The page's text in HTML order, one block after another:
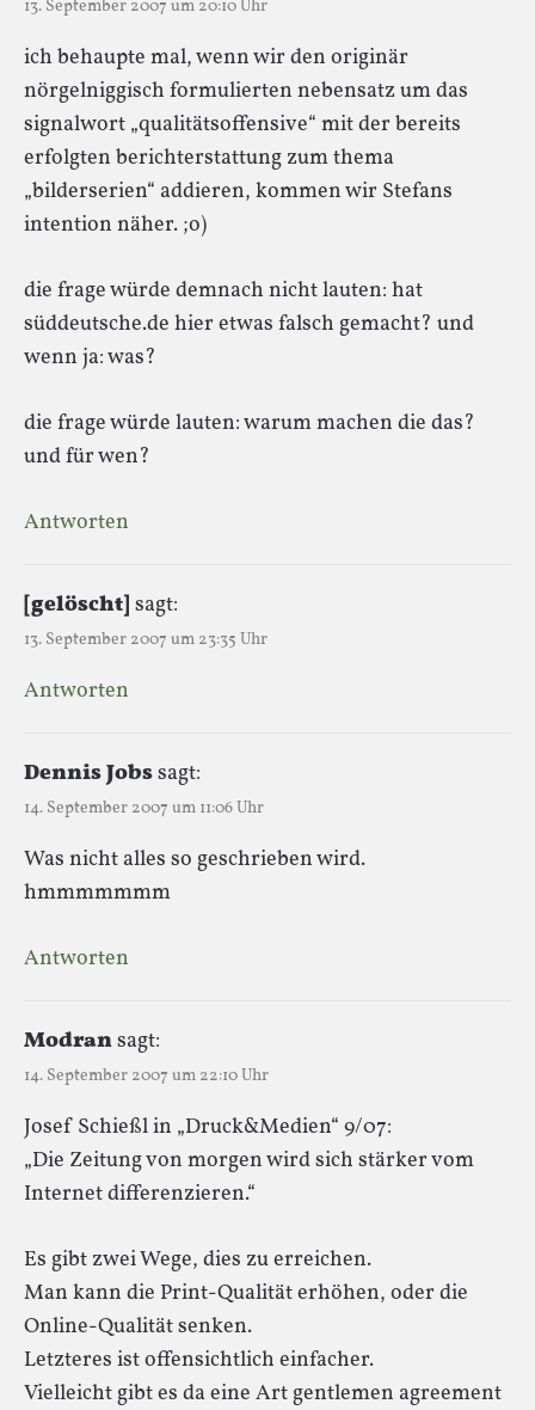
13. September 2007 um 20:10 Uhr
ich behaupte mal, wenn wir den originär
nörgelniggisch formulierten nebensatz um das
signalwort „qualitätsoffensive“ mit der bereits
erfolgten berichterstattung zum thema
„bilderserien“ addieren, kommen wir Stefans
intention näher. ;o)
die frage würde demnach nicht lauten: hat
süddeutsche.de hier etwas falsch gemacht? und
wenn ja: was?
die frage würde lauten: warum machen die das?
und für wen?
Antworten
[gelöscht] sagt:
13. September 2007 um 23:35 Uhr
Antworten
Dennis Jobssagt:
14. September 2007 um 11:06 Uhr
Was nicht alles so geschrieben wird.
hmmmmmmm
Antworten
Modransagt:
14. September 2007 um 22:10 Uhr
Josef Schießl in „Druck&Medien“ 9/07:
„Die Zeitung von morgen wird sich stärker vom
Internet differenzieren.“
Es gibt zwei Wege, dies zu erreichen.
Man kann die Print-Qualität erhöhen, oder die
Online-Qualität senken.
Letzteres ist offensichtlich einfacher.
Vielleicht gibt es da eine Art gentlemen agreement